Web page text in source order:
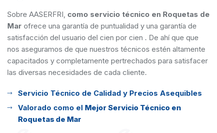
Sobre AASERFRI, como servicio técnico en Roquetas de
Mar ofrece una garantía de puntualidad y una garantía de
satisfacción del usuario del cien por cien . De ahí que que
nos aseguramos de que nuestros técnicos estén altamente
capacitados y completamente pertrechados para satisfacer
las diversas necesidades de cada cliente.
Servicio Técnico de Calidad y Precios Asequibles
Valorado como el Mejor Servicio Técnico en
Roquetas de Mar